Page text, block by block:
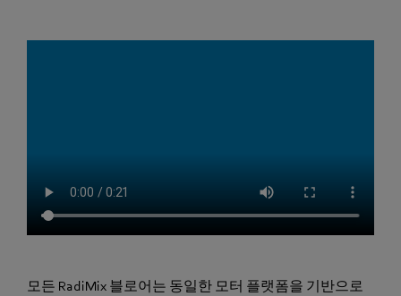
모든 RadiMix 블로어는 동일한 모터 플랫폼을 기반으로